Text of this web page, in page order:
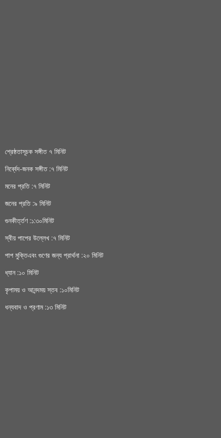
শ্রেষ্ঠতাসূচক সঙ্গীত ৭ মিনিট
নির্ব্বেদ-জনক সঙ্গীত :৭ মিনিট
মনের প্রতি :৭ মিনিট
জনের প্রতি :৯ মিনিট
গুনকীর্ত্তণ :১:৩০মিনিট
স্বীয় পাপের উল্লেখ :৭ মিনিট
পাপ মুক্তিএবং গুণের জন্য প্রার্থনা :২০ মিনিট
ধ্যান :১০ মিনিট
কৃপাময় ও আনন্দময় স্তব :১০মিনিট
ধন্যবাদ ও প্রণাম :১৩ মিনিট